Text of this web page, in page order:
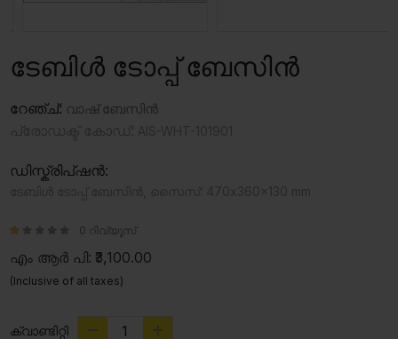
ടേബിൾ ടോപ്പ് ബേസിൻ
റേഞ്ച്: വാഷ് ബേസിൻ
ഡിസ്ക്രിപ്ഷൻ:
0 റിവ്യൂസ്
എം ആർ പി: ₹3,100.00
(Inclusive of all taxes)
ക്വാണ്ടിറ്റി